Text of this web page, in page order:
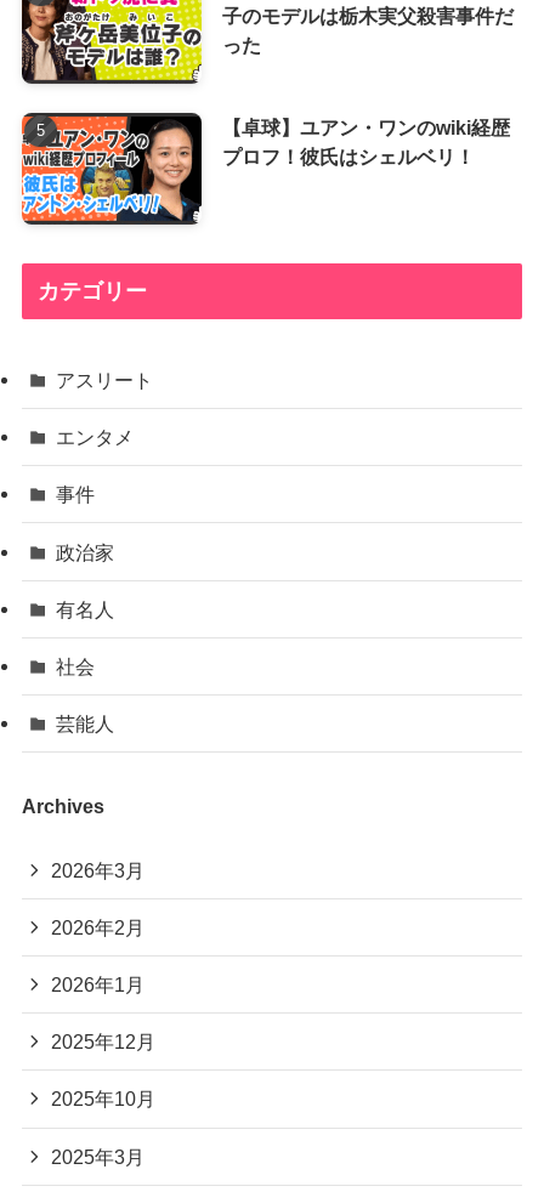
子のモデルは栃木実父殺害事件だ
った
【卓球】ユアン・ワンのwiki経歴
プロフ！彼氏はシェルベリ！
カテゴリー
アスリート
エンタメ
事件
政治家
有名人
社会
芸能人
Archives
2026年3月
2026年2月
2026年1月
2025年12月
2025年10月
2025年3月